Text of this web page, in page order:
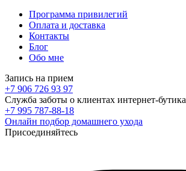
Программа привилегий
Оплата и доставка
Контакты
Блог
Обо мне
Запись на прием
+7 906 726 93 97
Служба заботы о клиентах интернет-бутика
+7 995 787-88-18
Онлайн подбор домашнего ухода
Присоединяйтесь